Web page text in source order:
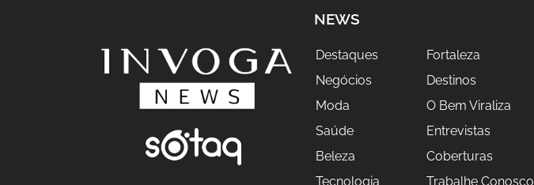
NEWS
Destaques
Negócios
Moda
Saúde
Beleza
Tecnologia
Fortaleza
Destinos
O Bem Viraliza
Entrevistas
Coberturas
Trabalhe Conosco